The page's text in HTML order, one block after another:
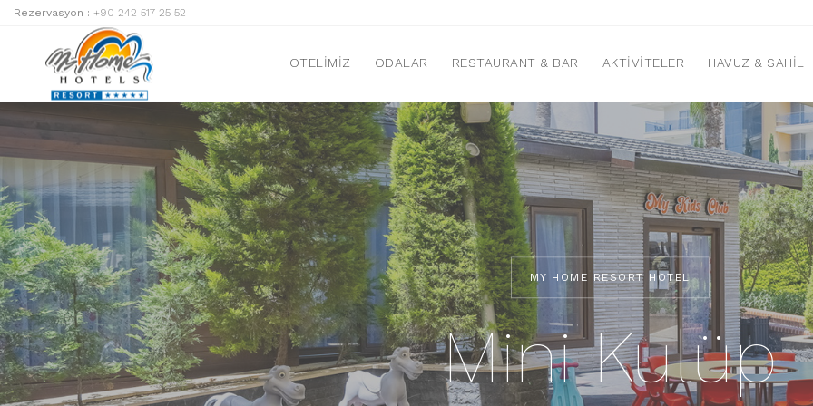
Rezervasyon : +90 242 517 25 52
OTELIMIZ ODALAR RESTAURANT & BAR AKTIVITELER HAVUZ & SAHIL
MY HOME RESORT HOTEL
Mini Kulüp